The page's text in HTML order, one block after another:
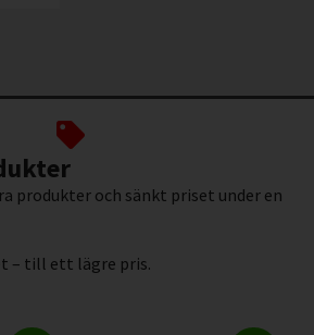
produkter och sänkt priset under en
– till ett lägre pris.